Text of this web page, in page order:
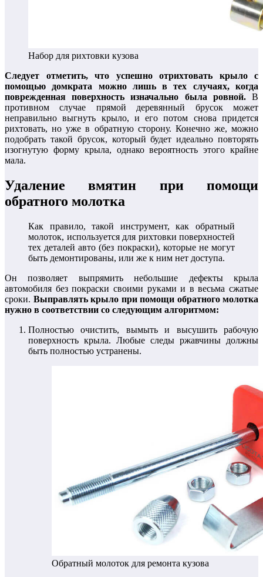
Набор для рихтовки кузова
Следует отметить, что успешно отрихтовать крыло с
помощью домкрата можно лишь в тех случаях, когда
поврежденная поверхность изначально была ровной.В
противном случае прямой деревянный брусок может
неправильно выгнуть крыло, и его потом снова придется
рихтовать, но уже в обратную сторону. Конечно же, можно
подобрать такой брусок, который будет идеально повторять
изогнутую форму крыла, однако вероятность этого крайне
мала.
Удаление вмятин при помощи
обратного молотка
Как правило, такой инструмент, как обратный
молоток, используется для рихтовки поверхностей
тех деталей авто (без покраски), которые не могут
быть демонтированы, или же к ним нет доступа.
Он позволяет выпрямить небольшие дефекты крыла
автомобиля без покраски своими руками и в весьма сжатые
сроки. Выправлять крыло при помощи обратного молотка
нужно в соответствии со следующим алгоритмом:
Полностью очистить, вымыть и высушить рабочую
поверхность крыла. Любые следы ржавчины должны
быть полностью устранены.
Обратный молоток для ремонта кузова